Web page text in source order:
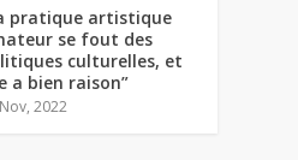
pratique artistique
se fout des
culturelles, et
a bien raison”
2022